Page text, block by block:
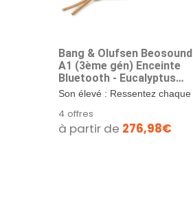
Bang & Olufsen Beosound
A1 (3ème gén) Enceinte
Bluetooth - Eucalyptus
Green
Son élevé : Ressentez chaque
chaque...
4 offres
à partir de 276,98€